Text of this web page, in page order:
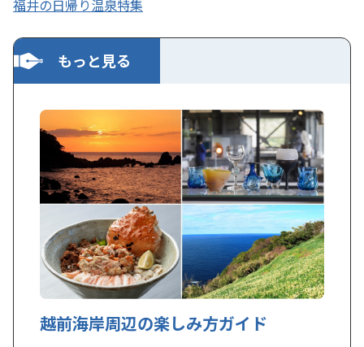
福井の日帰り温泉特集
もっと見る
越前海岸周辺の楽しみ方ガイド